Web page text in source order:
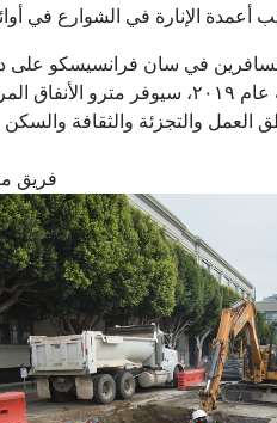
أعمدة الإنارة في الشوارع في
في سان فرانسيسكو على
الاستثمار الهام في توسيع شبكة النقل العام. عند افتتاحه
العمل والتجزئة والثقافة والسكن
فريق